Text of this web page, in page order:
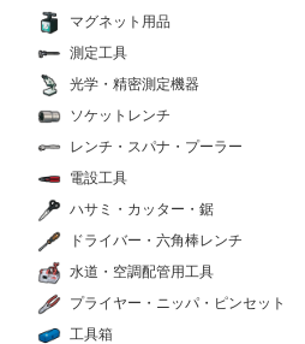
マグネット用品
測定工具
光学・精密測定機器
ソケットレンチ
レンチ・スパナ・プーラー
電設工具
ハサミ・カッター・鋸
ドライバー・六角棒レンチ
水道・空調配管用工具
プライヤー・ニッパ・ピンセット
工具箱